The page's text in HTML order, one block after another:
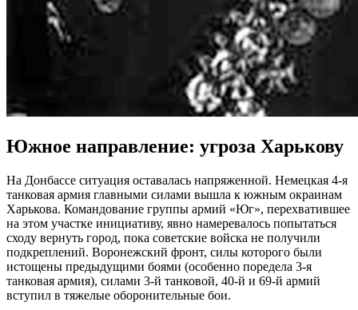
Южное направление: угроза Харькову
На Донбассе ситуация оставалась напряженной. Немецкая 4-я
танковая армия главными силами вышла к южным окраинам
Харькова. Командование группы армий «Юг», перехватившее
на этом участке инициативу, явно намеревалось попытаться
сходу вернуть город, пока советские войска не получили
подкреплений. Воронежский фронт, силы которого были
истощены предыдущими боями (особенно поредела 3-я
танковая армия), силами 3-й танковой, 40-й и 69-й армий
вступил в тяжелые оборонительные бои.